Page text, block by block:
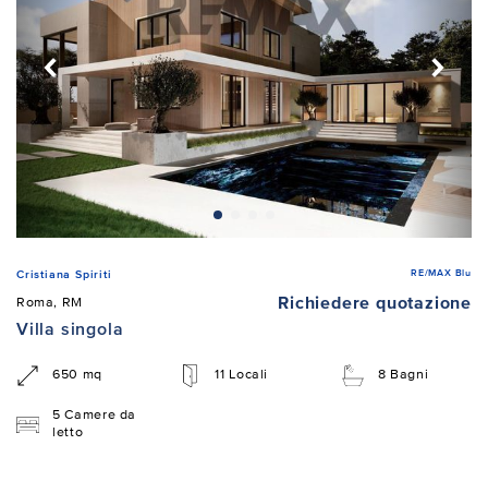
Cristiana Spiriti RE/MAX Blu
Roma, RM
Richiedere quotazione
Villa singola
650 mq 11 Locali 8 Bagni
5 Camere da
letto